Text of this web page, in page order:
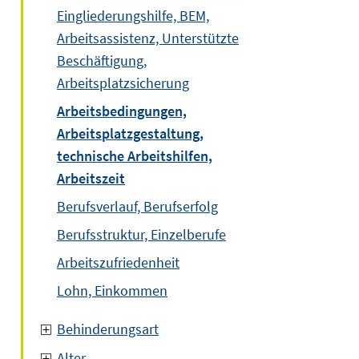
Eingliederungshilfe, BEM,
Arbeitsassistenz, Unterstützte
Beschäftigung,
Arbeitsplatzsicherung
Arbeitsbedingungen,
Arbeitsplatzgestaltung,
technische Arbeitshilfen,
Arbeitszeit
Berufsverlauf, Berufserfolg
Berufsstruktur, Einzelberufe
Arbeitszufriedenheit
Lohn, Einkommen
Behinderungsart